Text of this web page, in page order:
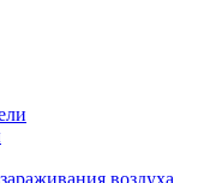
воздуха